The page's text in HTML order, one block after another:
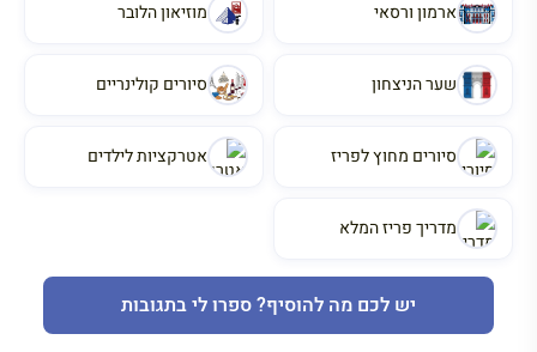
ארמון ורסאי מוזיאון הלובר
שער הניצחון סיורים קולינריים
סיורים מחוץ לפריז אטרקציות לילדים
מדריך פריז המלא
יש לכם מה להוסיף? ספרו לי בתגובות